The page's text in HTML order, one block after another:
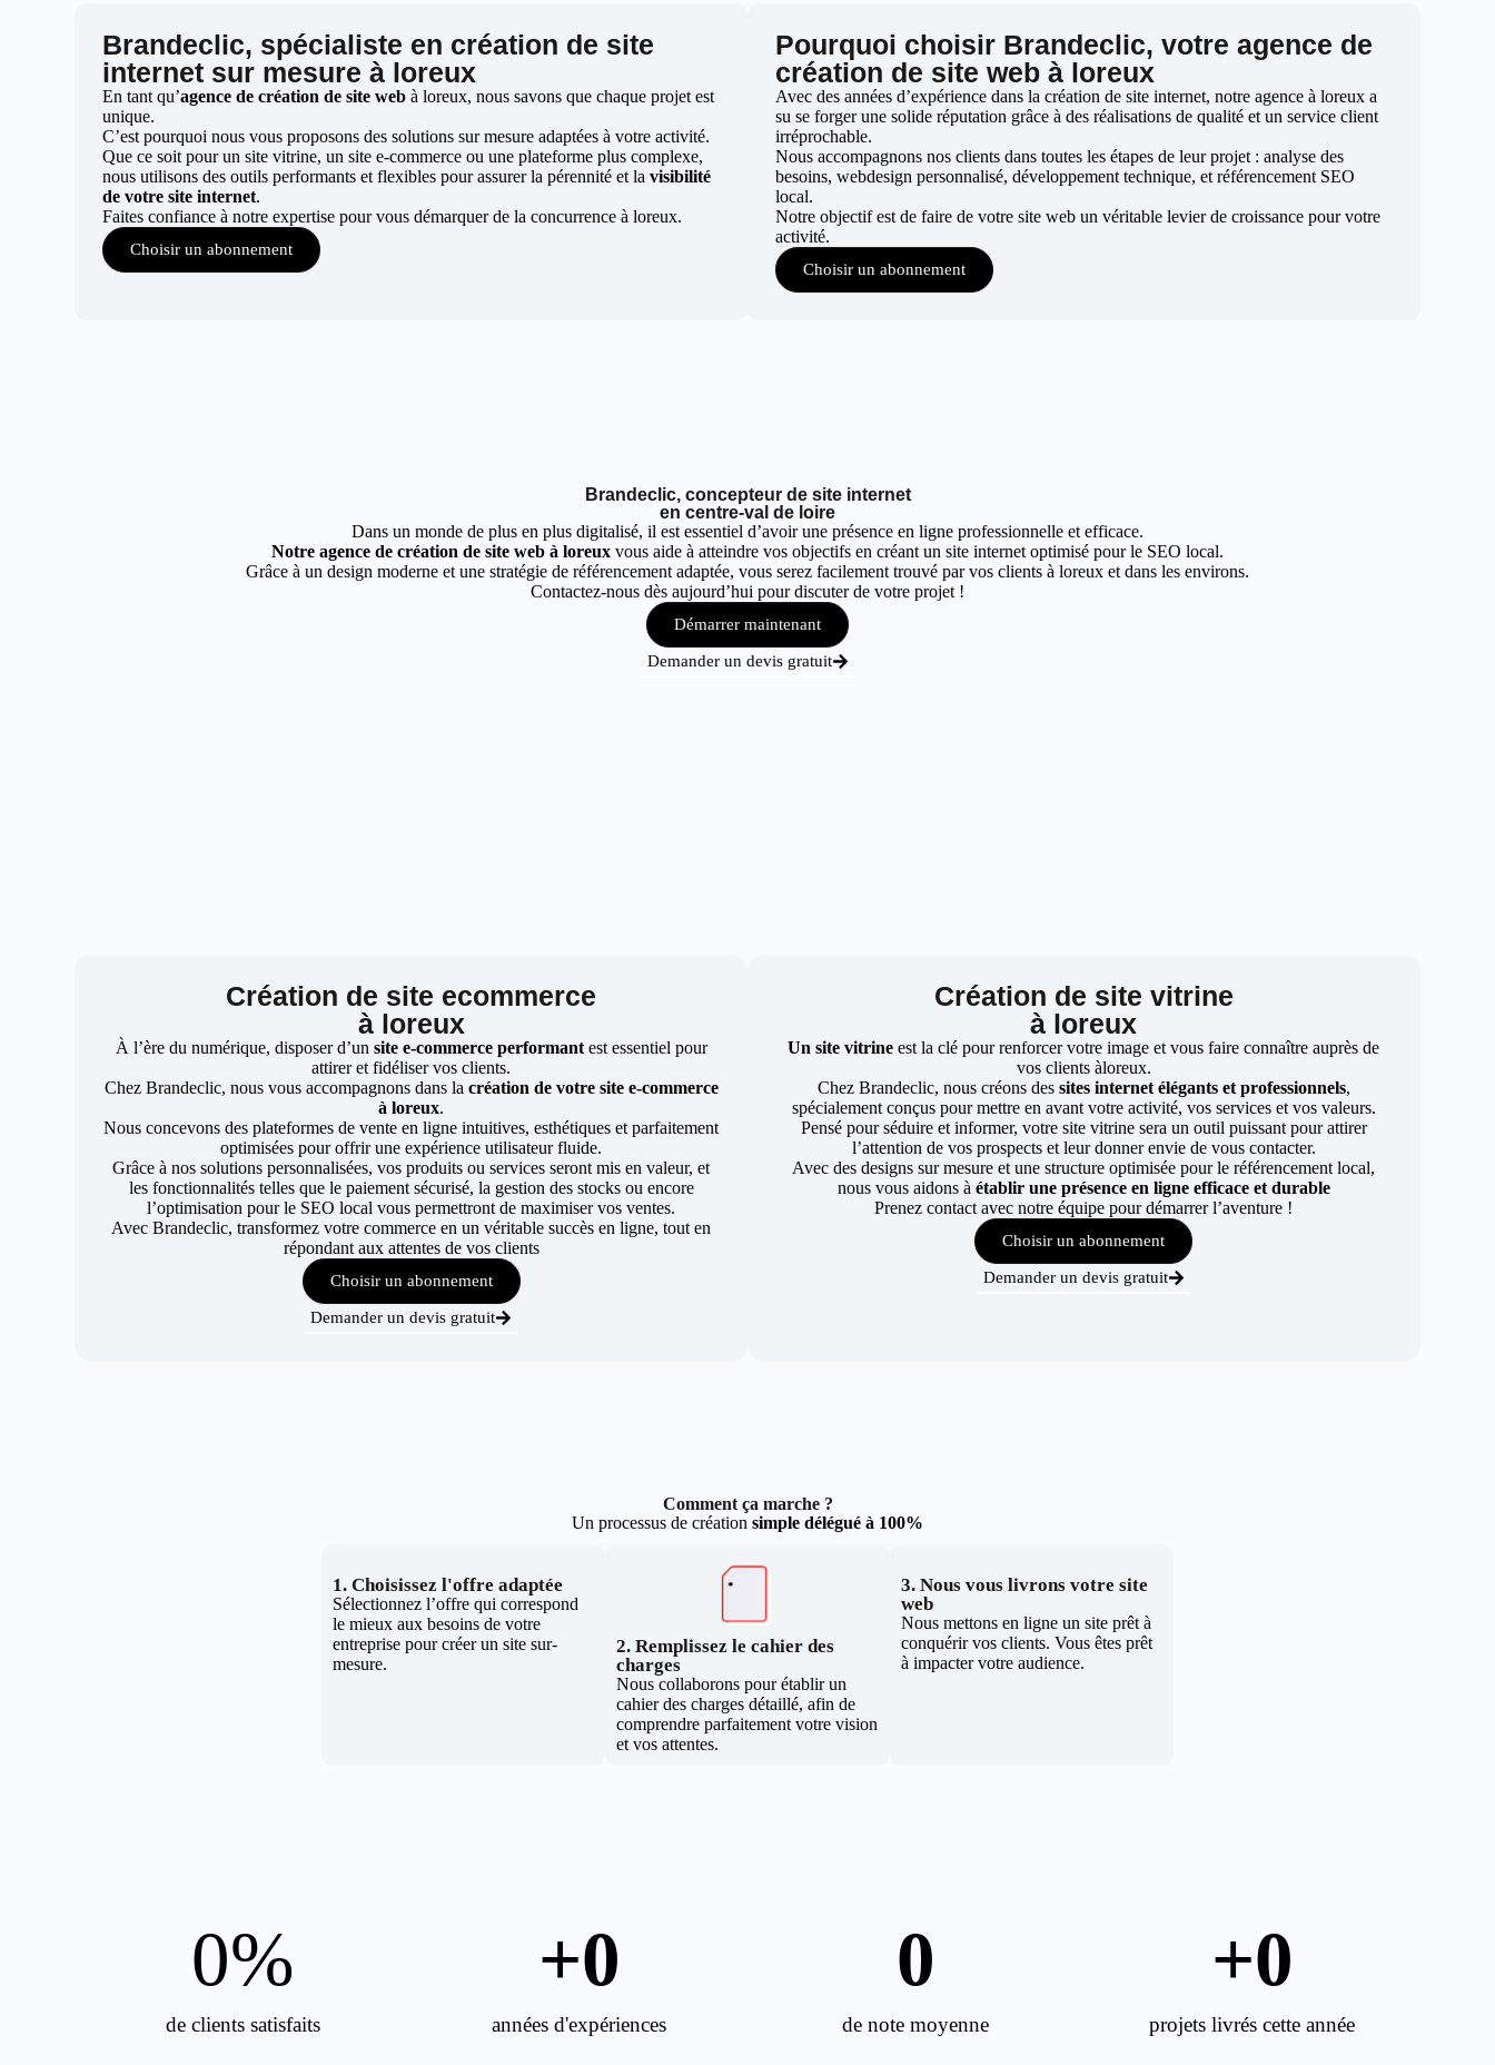
Brandeclic, spécialiste en création de site
internet sur mesure à loreux
En tant qu’agence de création de site web à loreux, nous savons que chaque projet est
unique.
C’est pourquoi nous vous proposons des solutions sur mesure adaptées à votre activité.
Que ce soit pour un site vitrine, un site e-commerce ou une plateforme plus complexe,
nous utilisons des outils performants et flexibles pour assurer la pérennité et lavisibilité
de votre site internet.
Faites confiance à notre expertise pour vous démarquer de la concurrence à loreux.
Choisir un abonnement
Pourquoi choisir Brandeclic, votre agence de
création de site web à loreux
Avec des années d’expérience dans la création de site internet, notre agence à loreux a
su se forger une solide réputation grâce à des réalisations de qualité et un service client
irréprochable.
Nous accompagnons nos clients dans toutes les étapes de leur projet : analyse des
besoins, webdesign personnalisé, développement technique, et référencement SEO
local.
Notre objectif est de faire de votre site web un véritable levier de croissance pour votre
activité.
Choisir un abonnement
Brandeclic, concepteur de site internet
en centre-val de loire
Dans un monde de plus en plus digitalisé, il est essentiel d’avoir une présence en ligne professionnelle et efficace.
Notre agence de création de site web à loreux vous aide à atteindre vos objectifs en créant un site internet optimisé pour le SEO local.
Grâce à un design moderne et une stratégie de référencement adaptée, vous serez facilement trouvé par vos clients à loreux et dans les environs.
Contactez-nous dès aujourd’hui pour discuter de votre projet !
Démarrer maintenant
Demander un devis gratuit
Création de site ecommerce
à loreux
À l’ère du numérique, disposer d’un site e-commerce performant est essentiel pour
attirer et fidéliser vos clients.
Chez Brandeclic, nous vous accompagnons dans la création de votre site e-commerce
à loreux.
Nous concevons des plateformes de vente en ligne intuitives, esthétiques et parfaitement
optimisées pour offrir une expérience utilisateur fluide.
Grâce à nos solutions personnalisées, vos produits ou services seront mis en valeur, et
les fonctionnalités telles que le paiement sécurisé, la gestion des stocks ou encore
l’optimisation pour le SEO local vous permettront de maximiser vos ventes.
Avec Brandeclic, transformez votre commerce en un véritable succès en ligne, tout en
répondant aux attentes de vos clients
Choisir un abonnement
Demander un devis gratuit
Création de site vitrine
à loreux
Un site vitrine est la clé pour renforcer votre image et vous faire connaître auprès de
vos clients àloreux.
Chez Brandeclic, nous créons dessites internet élégants et professionnels,
spécialement conçus pour mettre en avant votre activité, vos services et vos valeurs.
Pensé pour séduire et informer, votre site vitrine sera un outil puissant pour attirer
l’attention de vos prospects et leur donner envie de vous contacter.
Avec des designs sur mesure et une structure optimisée pour le référencement local,
nous vous aidons à établir une présence en ligne efficace et durable
Prenez contact avec notre équipe pour démarrer l’aventure !
Choisir un abonnement
Demander un devis gratuit
Comment ça marche ?
Un processus de création simple délégué à 100%
1. Choisissez l'offre adaptée
Sélectionnez l’offre qui correspond
le mieux aux besoins de votre
entreprise pour créer un site sur-
mesure.
2. Remplissez le cahier des
charges
Nous collaborons pour établir un
cahier des charges détaillé, afin de
comprendre parfaitement votre vision
et vos attentes.
3. Nous vous livrons votre site
web
Nous mettons en ligne un site prêt à
conquérir vos clients. Vous êtes prêt
à impacter votre audience.
de clients satisfaits
0%
années d'expériences
+0
de note moyenne
0
projets livrés cette année
+0